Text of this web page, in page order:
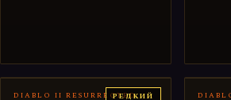
РЕДКИЙ
DIABLO II RESURRECTED